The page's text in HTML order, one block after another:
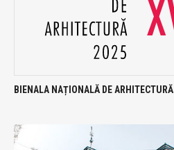
BIENALA NAȚIONALĂ DE ARHITECTURĂ